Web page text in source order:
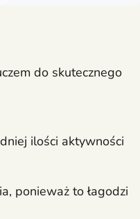
do skutecznego
ilości aktywności
ponieważ to łagodzi